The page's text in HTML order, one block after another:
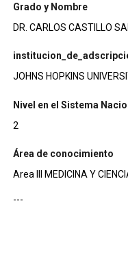
Grado y Nombre
DR. CARLOS CASTILLO
JOHNS HOPKINS
Nivel en el Sistema
2
Área de conocimiento
Area III MEDICINA Y
---